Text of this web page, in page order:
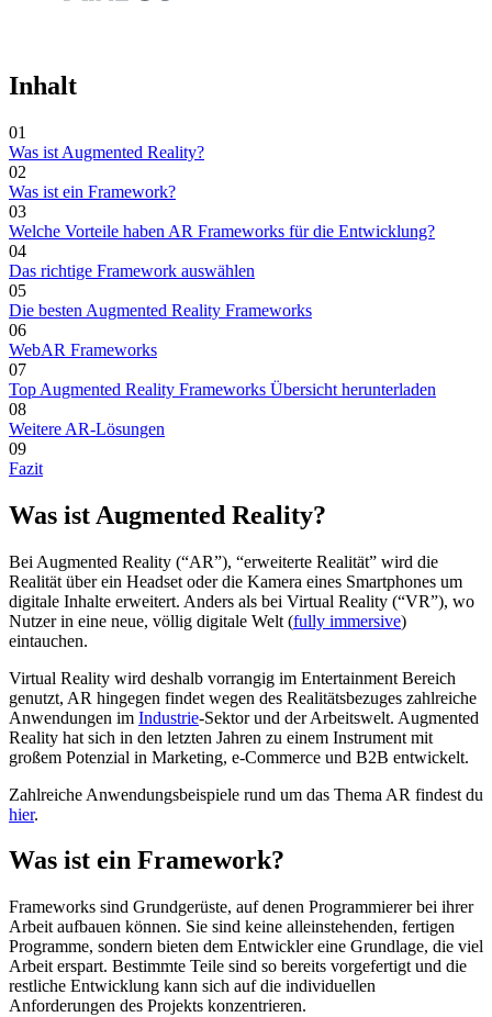
Inhalt
01
Was ist Augmented Reality?
02
Was ist ein Framework?
03
Welche Vorteile haben AR Frameworks für die Entwicklung?
04
Das richtige Framework auswählen
05
Die besten Augmented Reality Frameworks
06
WebAR Frameworks
07
Top Augmented Reality Frameworks Übersicht herunterladen
08
Weitere AR-Lösungen
09
Fazit
Was ist Augmented Reality?
Bei Augmented Reality (“AR”), “erweiterte Realität” wird die
Realität über ein Headset oder die Kamera eines Smartphones um
digitale Inhalte erweitert. Anders als bei Virtual Reality (“VR”), wo
Nutzer in eine neue, völlig digitale Welt (fully immersive)
eintauchen.
Virtual Reality wird deshalb vorrangig im Entertainment Bereich
genutzt, AR hingegen findet wegen des Realitätsbezuges zahlreiche
Anwendungen im Industrie-Sektor und der Arbeitswelt. Augmented
Reality hat sich in den letzten Jahren zu einem Instrument mit
großem Potenzial in Marketing, e-Commerce und B2B entwickelt.
Zahlreiche Anwendungsbeispiele rund um das Thema AR findest du
hier.
Was ist ein Framework?
Frameworks sind Grundgerüste, auf denen Programmierer bei ihrer
Arbeit aufbauen können. Sie sind keine alleinstehenden, fertigen
Programme, sondern bieten dem Entwickler eine Grundlage, die viel
Arbeit erspart. Bestimmte Teile sind so bereits vorgefertigt und die
restliche Entwicklung kann sich auf die individuellen
Anforderungen des Projekts konzentrieren.